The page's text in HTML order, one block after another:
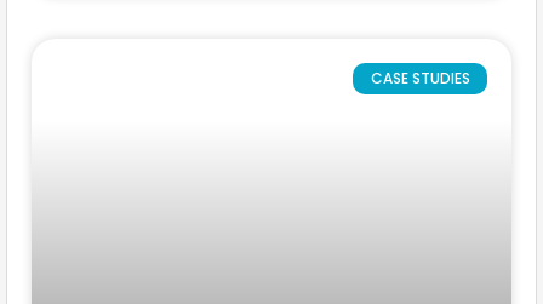
CASE STUDIES